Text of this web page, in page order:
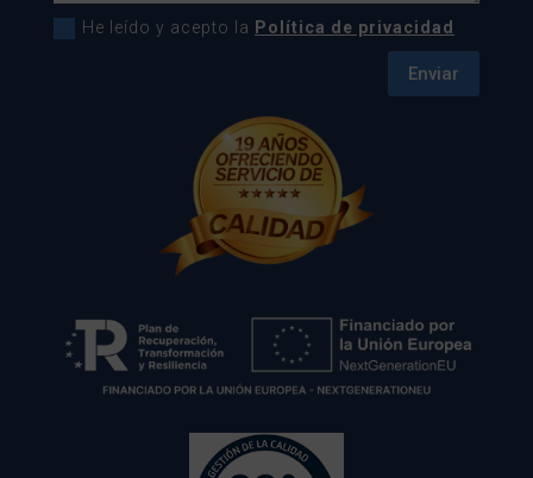
He leído y acepto la Política de privacidad
Enviar